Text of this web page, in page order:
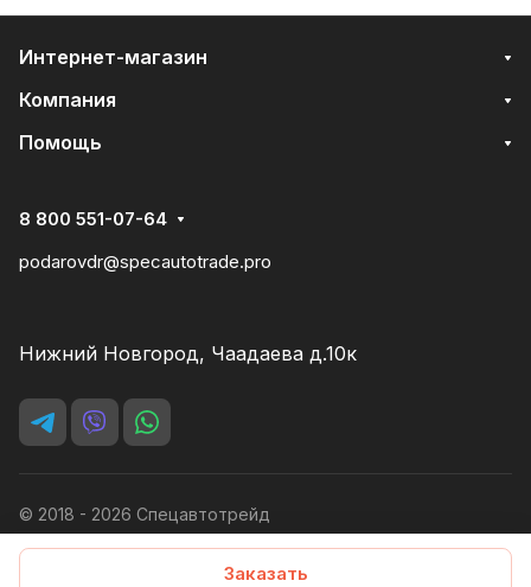
Заказать
Интернет-магазин
Компания
Помощь
8 800 551-07-64
podarovdr@specautotrade.pro
Нижний Новгород, Чаадаева д.10к
© 2018 - 2026 Спецавтотрейд
Пользовательское соглашение